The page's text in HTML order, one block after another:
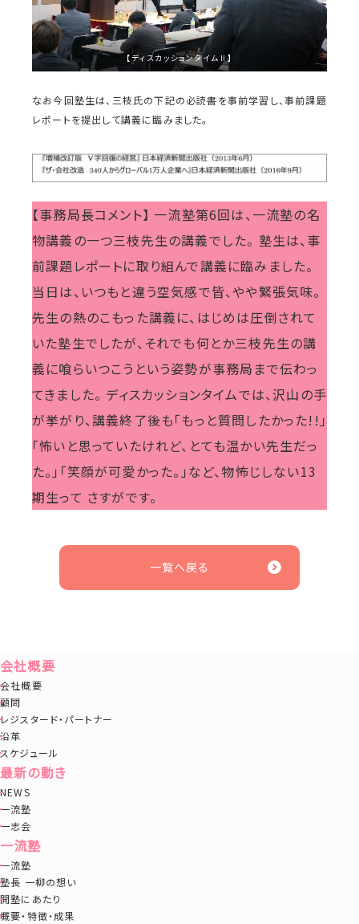
【ディスカッションタイムⅡ】
なお今回塾生は、三枝氏の下記の必読書を事前学習し、事前課題
レポートを提出して講義に臨みました。
【事務局長コメント】 一流塾第6回は、一流塾の名
物講義の一つ三枝先生の講義でした。 塾生は、事
前課題レポートに取り組んで講義に臨みました。
当日は、いつもと違う空気感で皆、やや緊張気味。
先生の熱のこもった講義に、はじめは圧倒されて
いた塾生でしたが、それでも何とか三枝先生の講
義に喰らいつこうという姿勢が事務局まで伝わっ
てきました。 ディスカッションタイムでは、沢山の手
が挙がり、講義終了後も「もっと質問したかった!!」
「怖いと思っていたけれど、とても温かい先生だっ
た。」「笑顔が可愛かった。」など、物怖じしない13
期生って さすがです。
一覧へ戻る
会社概要
会社概要
顧問
レジスタード・パートナー
沿革
スケジュール
最新の動き
NEWS
一流塾
一志会
一流塾
一流塾
塾長 一柳の想い
開塾にあたり
概要・特徴・成果